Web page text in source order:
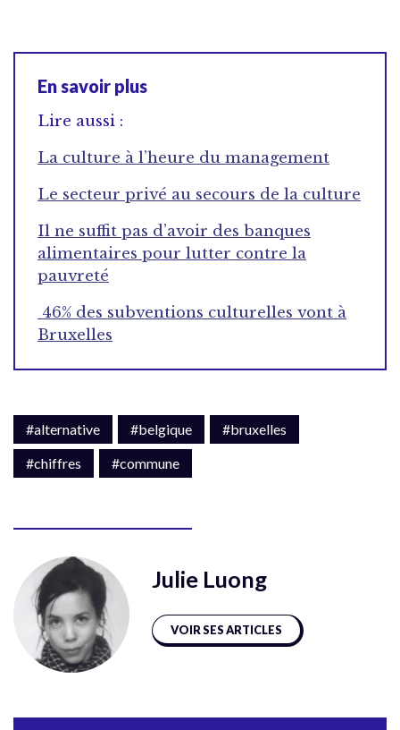
En savoir plus
Lire aussi :
La culture à l’heure du management
Le secteur privé au secours de la culture
Il ne suffit pas d’avoir des banques
alimentaires pour lutter contre la
pauvreté
46% des subventions culturelles vont à
Bruxelles
#alternative #belgique
#bruxelles
#chiffres
#commune
Julie Luong
VOIR SES ARTICLES